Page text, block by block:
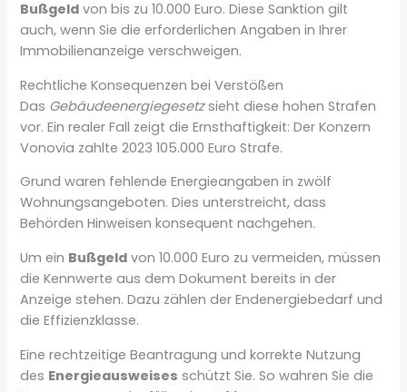
Bußgeld von bis zu 10.000 Euro. Diese Sanktion gilt
auch, wenn Sie die erforderlichen Angaben in Ihrer
Immobilienanzeige verschweigen.
Rechtliche Konsequenzen bei Verstößen
Das Gebäudeenergiegesetzsieht diese hohen Strafen
vor. Ein realer Fall zeigt die Ernsthaftigkeit: Der Konzern
Vonovia zahlte 2023 105.000 Euro Strafe.
Grund waren fehlende Energieangaben in zwölf
Wohnungsangeboten. Dies unterstreicht, dass
Behörden Hinweisen konsequent nachgehen.
Um ein Bußgeld von 10.000 Euro zu vermeiden, müssen
die Kennwerte aus dem Dokument bereits in der
Anzeige stehen. Dazu zählen der Endenergiebedarf und
die Effizienzklasse.
Eine rechtzeitige Beantragung und korrekte Nutzung
des Energieausweises schützt Sie. So wahren Sie die